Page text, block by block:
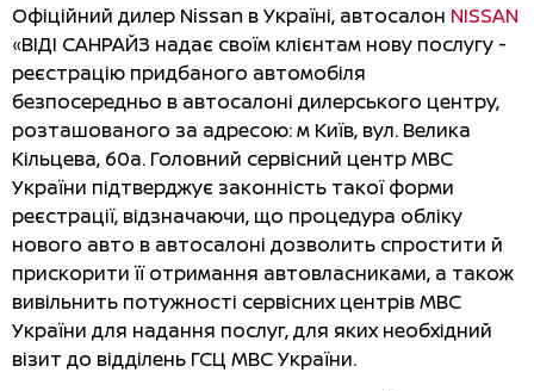
Офіційний дилер Nissan в Україні, автосалон NISSAN
«ВІДІ САНРАЙЗ надає своїм клієнтам нову послугу -
реєстрацію придбаного автомобіля
безпосередньо в автосалоні дилерського центру,
розташованого за адресою: м Київ, вул. Велика
Кільцева, 60a. Головний сервісний центр МВС
України підтверджує законність такої форми
реєстрації, відзначаючи, що процедура обліку
нового авто в автосалоні дозволить спростити й
прискорити її отримання автовласниками, а також
вивільнить потужності сервісних центрів МВС
України для надання послуг, для яких необхідний
візит до відділень ГСЦ МВС України.